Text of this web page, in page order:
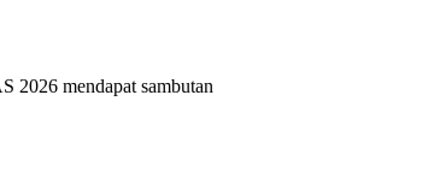
mendapat sambutan